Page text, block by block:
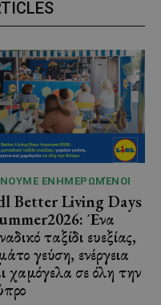
ΕΝΗΜΕΡΩΜΈΝΟΙ
Better Living Days
Ένα
ταξίδι ευεξίας,
γεύση, ενέργεια
χαμόγελα σε όλη την